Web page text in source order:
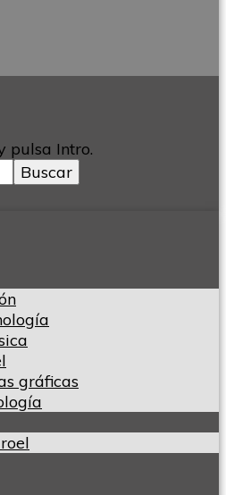
fantasía terror
pulsa Intro.
fantasía terror
gráficas